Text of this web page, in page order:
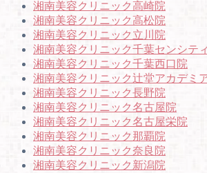
湘南美容クリニック高崎院
湘南美容クリニック高松院
湘南美容クリニック立川院
湘南美容クリニック千葉センシテ
湘南美容クリニック千葉西口院
湘南美容クリニック辻堂アカデミ
湘南美容クリニック長野院
湘南美容クリニック名古屋院
湘南美容クリニック名古屋栄院
湘南美容クリニック那覇院
湘南美容クリニック奈良院
湘南美容クリニック新潟院